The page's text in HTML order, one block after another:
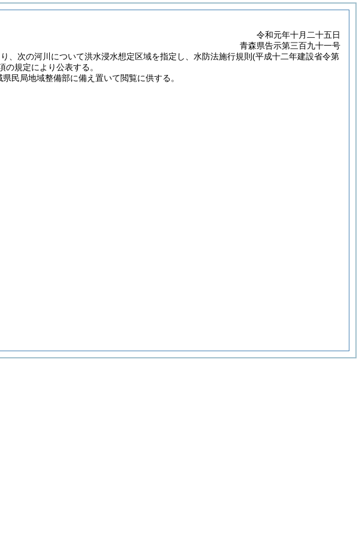
令和元年十月二十五日
青森県告示第三百九十一号
、次の河川について洪水浸水想定区域を指定し、水防法施行規則 (平成十二年建設省令第
規定により公表する。
民局地域整備部に備え置いて閲覧に供する。